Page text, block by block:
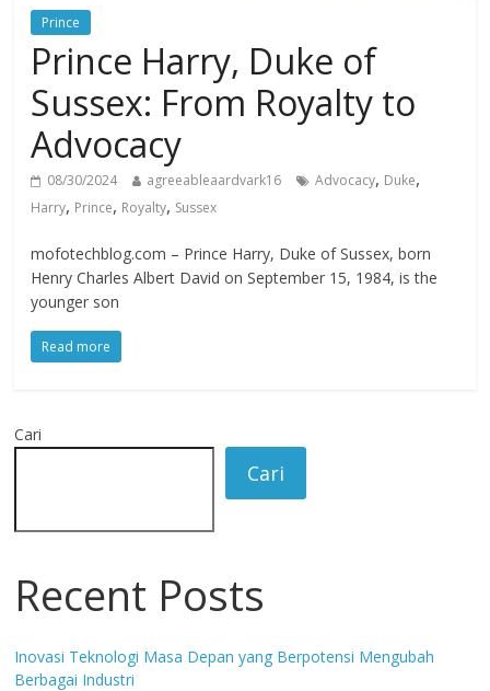
Prince
Prince Harry, Duke of
Sussex: From Royalty to
Advocacy
08/30/2024 agreeableaardvark16 Advocacy, Duke,
Harry, Prince, Royalty, Sussex
mofotechblog.com – Prince Harry, Duke of Sussex, born
Henry Charles Albert David on September 15, 1984, is the
younger son
Read more
Cari
Cari
Recent Posts
Inovasi Teknologi Masa Depan yang Berpotensi Mengubah
Berbagai Industri